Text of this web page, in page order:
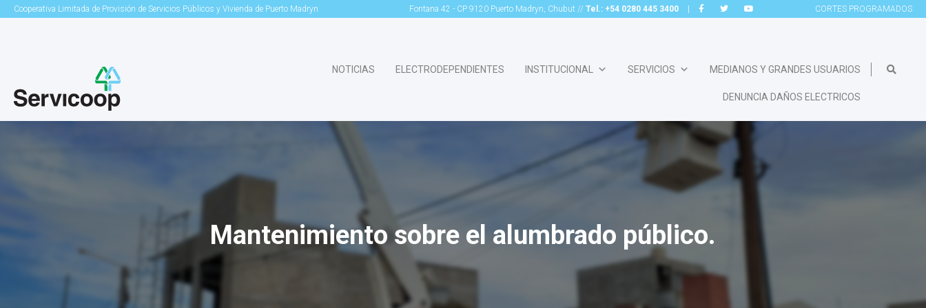
Cooperativa Limitada de Provisión de Servicios Públicos y Vivienda de Puerto Madryn Fontana 42 - CP 9120 Puerto Madryn, Chubut // Tel.: +54 0280 445 3400 CORTES PROGRAMADOS
NOTICIAS ELECTRODEPENDIENTES INSTITUCIONAL SERVICIOS MEDIANOS Y GRANDES USUARIOS
DENUNCIA DAÑOS ELECTRICOS
Mantenimiento sobre el alumbrado público.